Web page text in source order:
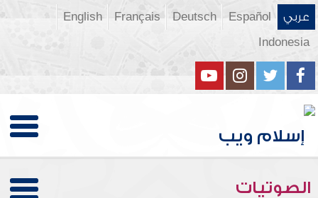
عربي Español
Deutsch
Français
English
Indonesia
الصوتيات